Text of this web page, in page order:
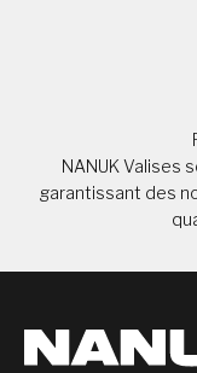
NANUK Valises
garantissant des